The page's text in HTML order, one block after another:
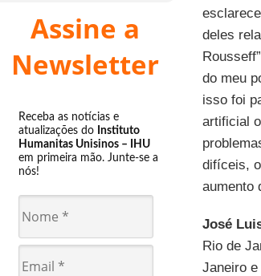
Assine a
Newsletter
Receba as notícias e
atualizações do Instituto
Humanitas Unisinos – IHU
em primeira mão. Junte-se a
nós!
deles
do meu
isso foi
artificial
difíceis,
aumento
José
Rio de
Janeiro